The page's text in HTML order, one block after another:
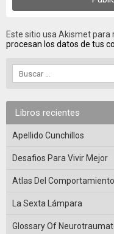
Este sitio usa Akismet para
procesan los datos de tus
Libros recientes
Apellido Cunchillos
Desafios Para Vivir Mejor
Atlas Del
La Sexta Lámpara
Glossary Of